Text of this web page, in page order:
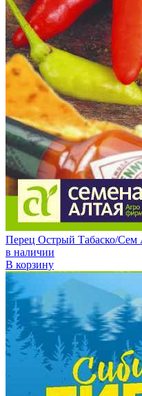
Перец Острый Табаско/
в наличии
В корзину